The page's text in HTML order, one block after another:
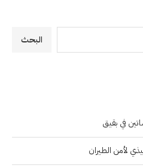
البحث
في بقيق
لأمن الطيران